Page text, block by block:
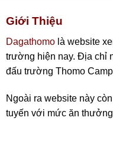
Giới Thiệu
Dagathomo là website
trường hiện nay. Địa chỉ
đấu trường Thomo
Ngoài ra website này
tuyến với mức ăn